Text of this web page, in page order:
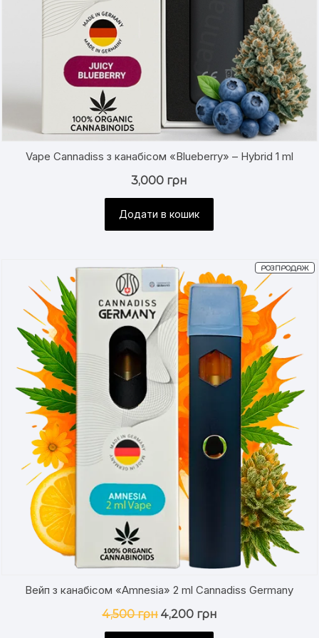
Vape Cannadiss з канабісом «Blueberry» – Hybrid 1 ml
3,000 грн
Додати в кошик
РОЗПРОДАЖ
Вейп з канабісом «Amnesia» 2 ml Cannadiss Germany
4,500грн Оригінальна
ціна:
4,200 грнПоточна